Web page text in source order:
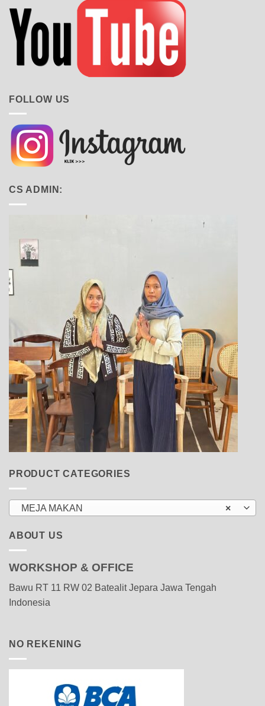
FOLLOW US
CS ADMIN:
PRODUCT CATEGORIES
×
MEJA MAKAN
ABOUT US
WORKSHOP & OFFICE
Bawu RT 11 RW 02 Batealit Jepara Jawa Tengah
Indonesia
NO REKENING